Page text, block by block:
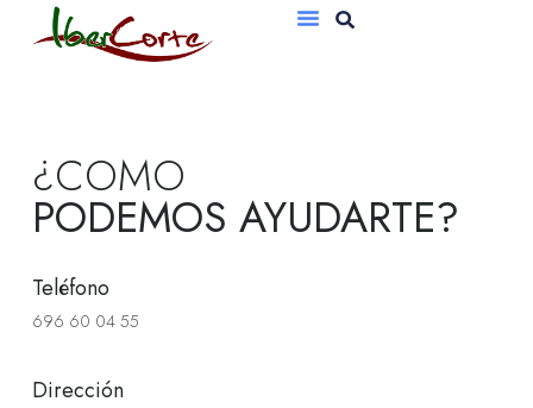
¿COMO
PODEMOS AYUDARTE?
Teléfono
696 60 04 55
Dirección